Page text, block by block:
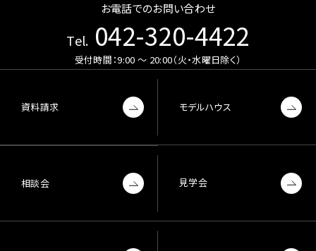
お電話でのお問い合わせ
Tel. 042-320-4422
受付時間：9:00 〜 20:00（火・水曜日除く）
資料請求 モデルハウス
相談会 見学会